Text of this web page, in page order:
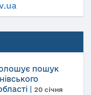
пошук
20 січня